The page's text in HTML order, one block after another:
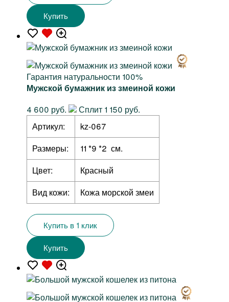
Купить
Гарантия натуральности 100%
Мужской бумажник из змеиной кожи
4 600 руб.
Сплит 1 150 руб.
Артикул:
kz-067
Размеры:
11 *9 *2 см.
Цвет:
Красный
Вид кожи:
Кожа морской змеи
Купить в 1 клик
Купить